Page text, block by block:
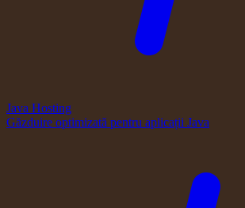
Java Hosting
Găzduire optimizată pentru aplicații Java